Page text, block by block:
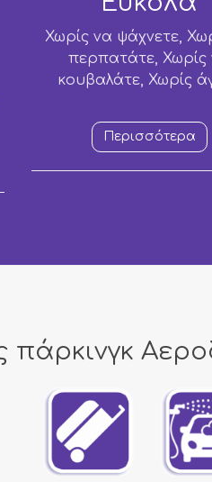
Χωρίς να ψάχνετε,
περπατάτε, Χωρίς
κουβαλάτε, Χωρίς
Περισσότερα
πάρκινγκ